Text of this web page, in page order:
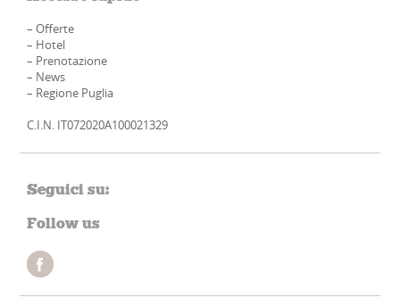
–Offerte
– Hotel
– Prenotazione
– News
– Regione Puglia
C.I.N. IT072020A100021329
Seguici su:
Follow us